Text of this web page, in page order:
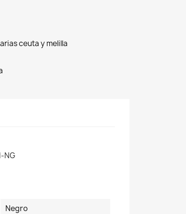
ceuta y melilla
NG
Negro